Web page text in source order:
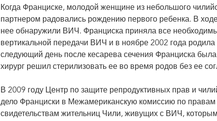
. Президент Чили Габриэль Борич Фонт принес публичные извинения в рамках
комиссию по правам человека против государства Чили от Франциски,
стерилизована без ее согласия вскоре после родов.
Когда Франциске, молодой женщине из небольшого
партнером радовались рождению первого ребенка. В
нее обнаружили ВИЧ. Франциска приняла все
вертикальной передачи ВИЧ и в ноябре 2002 года
следующий день после кесарева сечения Франциска
хирург решил стерилизовать ее во время родов без ее
В 2009 году Центр по защите репродуктивных прав и
дело Франциски в Межамериканскую комиссию по
свидетельствам жительниц Чили, живущих с ВИЧ,